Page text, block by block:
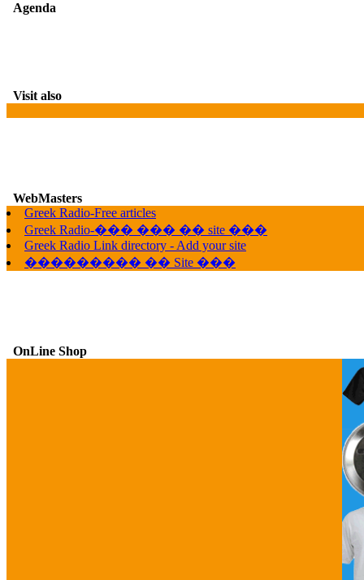
Agenda
Visit also
WebMasters
Greek Radio-Free articles
Greek Radio-��� ��� �� site ���
Greek Radio Link directory - Add your site
��������� �� Site ���
OnLine Shop